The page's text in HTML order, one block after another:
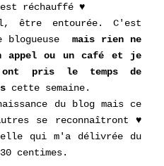
réchauffé ♥
être entourée. C'est
blogueuse mais rien ne
appel ou un café et je
ont pris le temps de
cette semaine.
du blog mais ce
se reconnaîtront ♥
qui m'a délivrée du
centimes.